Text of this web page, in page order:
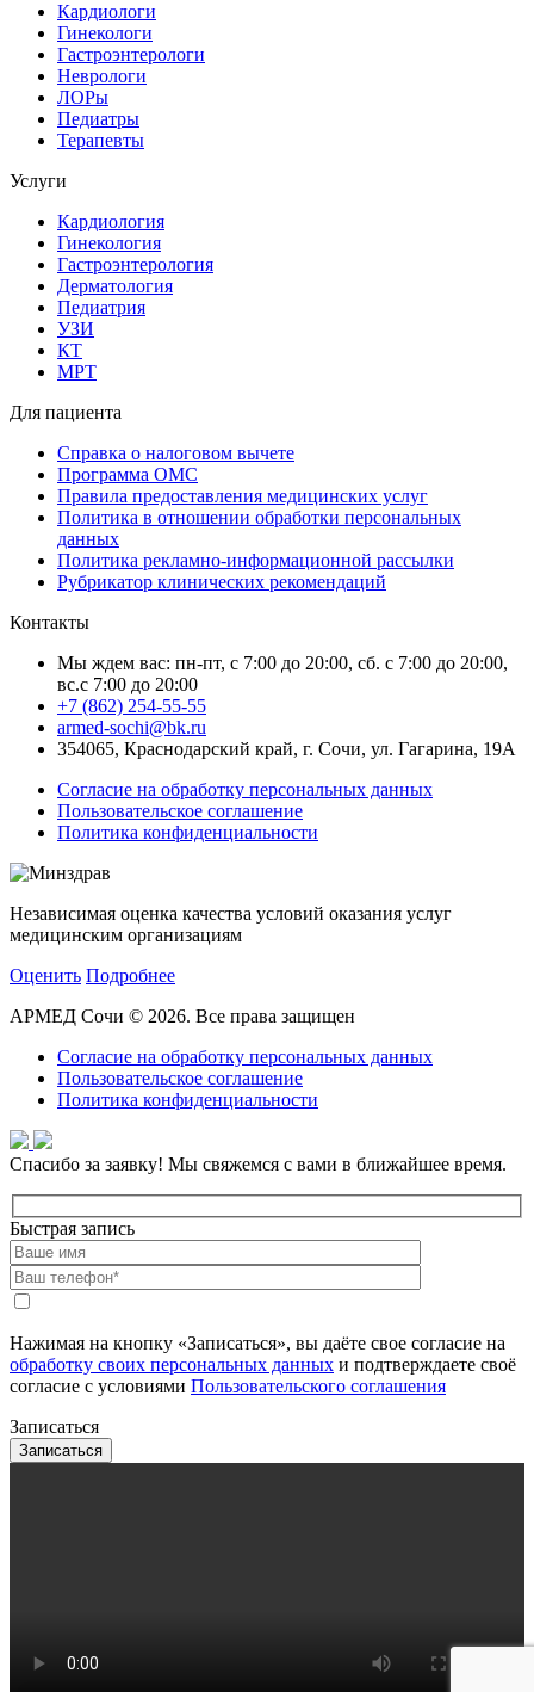
Кардиологи
Гинекологи
Гастроэнтерологи
Неврологи
ЛОРы
Педиатры
Терапевты
Услуги
Кардиология
Гинекология
Гастроэнтерология
Дерматология
Педиатрия
УЗИ
КТ
МРТ
Для пациента
Справка о налоговом вычете
Программа ОМС
Правила предоставления медицинских услуг
Политика в отношении обработки персональных
данных
Политика рекламно-информационной рассылки
Рубрикатор клинических рекомендаций
Контакты
Мы ждем вас: пн-пт, с 7:00 до 20:00, сб. с 7:00 до 20:00,
вс.с 7:00 до 20:00
+7 (862) 254-55-55
armed-sochi@bk.ru
354065, Краснодарский край, г. Сочи, ул. Гагарина, 19А
Согласие на обработку персональных данных
Пользовательское соглашение
Политика конфиденциальности
Независимая оценка качества условий оказания услуг
медицинским организациям
Оценить Подробнее
АРМЕД Сочи © 2026. Все права защищен
Согласие на обработку персональных данных
Пользовательское соглашение
Политика конфиденциальности
Спасибо за заявку! Мы свяжемся с вами в ближайшее время.
Быстрая запись
Нажимая на кнопку «Записаться», вы даёте свое согласие на
обработку своих персональных данных и подтверждаете своё
согласие с условиями Пользовательского соглашения
Записаться